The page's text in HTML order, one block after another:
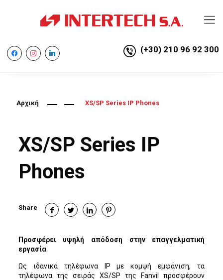
facebookinstagramlinkedin (+30) 210 96 92 300
Αρχική XS/SP Series IP Phones
XS/SP Series IP
Phones
Share
Προσφέρει υψηλή απόδοση στην επαγγελματική
εργασία
Ως ιδανικά τηλέφωνα IP με κομψή εμφάνιση, τα
τηλέφωνα της σειράς XS/SP της Fanvil προσφέρουν